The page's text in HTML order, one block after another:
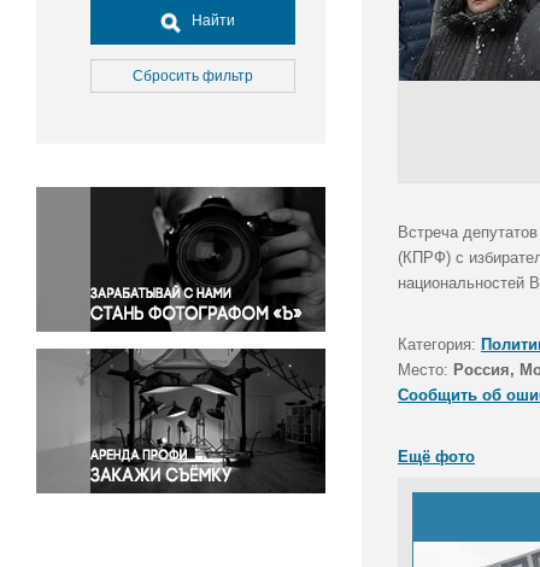
Досуг, туризм и отдых
Культура
Медицина
Окружающая среда
Политика
Правосудие
Происшествия и конфликты
Религия
Светская жизнь
Спорт
Экология
Экономика и бизнес
Найти
Сбросить фильтр
Встреча
(КПРФ) с
национальностей
Категория:
Место: Россия,
Сообщить об
Ещё фото